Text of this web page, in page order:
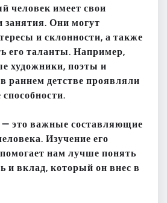
человек имеет свои
Они могут
и склонности, а также
его таланты. Например,
художники, поэты и
раннем детстве проявляли
— это важные составляющие
Изучение его
нам лучше понять
и вклад, который он внес в